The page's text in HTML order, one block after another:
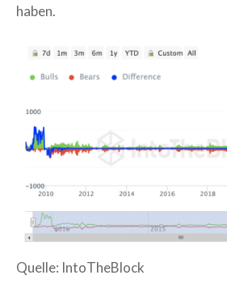
haben.
Quelle: IntoTheBlock